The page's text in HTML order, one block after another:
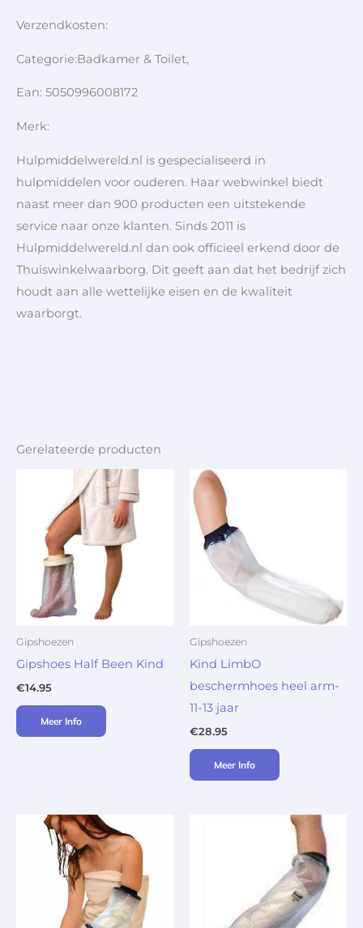
Verzendkosten:
Categorie:Badkamer & Toilet,
Ean: 5050996008172
Merk:
Hulpmiddelwereld.nl is gespecialiseerd in
hulpmiddelen voor ouderen. Haar webwinkel biedt
naast meer dan 900 producten een uitstekende
service naar onze klanten. Sinds 2011 is
Hulpmiddelwereld.nl dan ook officieel erkend door de
Thuiswinkelwaarborg. Dit geeft aan dat het bedrijf zich
houdt aan alle wettelijke eisen en de kwaliteit
waarborgt.
Gerelateerde producten
Gipshoezen
Gipshoes Half Been Kind
€14.95
Meer Info
Gipshoezen
Kind LimbO
beschermhoes heel arm-
11-13 jaar
€28.95
Meer Info